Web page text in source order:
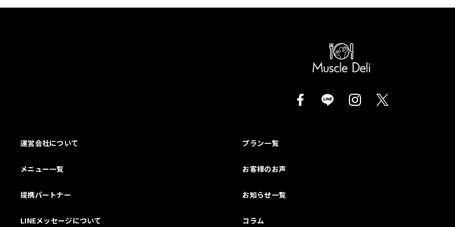
運営会社について プラン一覧
メニュー一覧 お客様のお声
提携パートナー お知らせ一覧
LINEメッセージについて コラム